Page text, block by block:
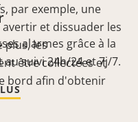
par exemple, une
et dissuader les
plus, les
être collectées et
bord afin d'obtenir
alarmes grâce à la
suivi 24h/24 et 7j/7.